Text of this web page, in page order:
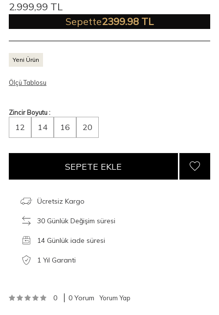
2.999,99 TL
Sepette2399.98 TL
Yeni Ürün
Ölçü Tablosu
Zincir Boyutu :
12 14 16 20
SEPETE EKLE
Ücretsiz Kargo
30 Günlük Değişim süresi
14 Günlük iade süresi
1 Yıl Garanti
0 0 Yorum Yorum Yap